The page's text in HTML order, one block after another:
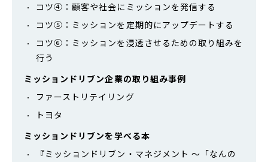
コツ④：顧客や社会にミッションを発信する
コツ⑤：ミッションを定期的にアップデートする
コツ⑥：ミッションを浸透させるための取り組みを
行う
ミッションドリブン企業の取り組み事例
ファーストリテイリング
トヨタ
ミッションドリブンを学べる本
『ミッションドリブン・マネジメント ～「なんの